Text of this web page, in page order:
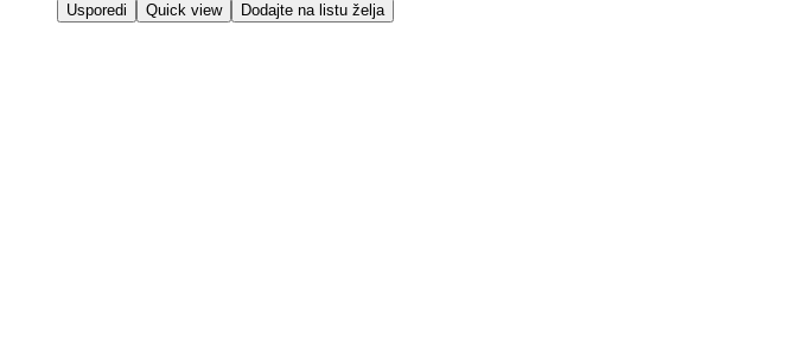
Usporedi Quick view Dodajte na listu želja